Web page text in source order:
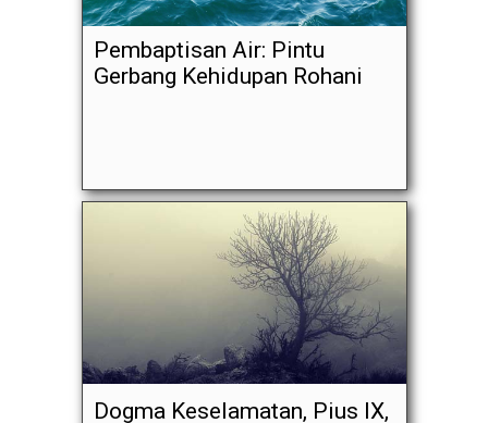
Pembaptisan Air: Pintu
Gerbang Kehidupan Rohani
Dogma Keselamatan, Pius IX,